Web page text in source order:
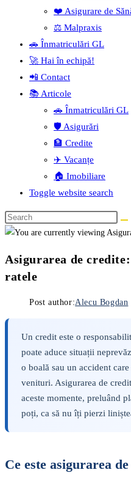
❤️ Asigurare de
⚖️ Malpraxis
🚗 Înmatriculări GL
🚀 Hai în echipă!
📲 Contact
📚 Articole
🚗 Înmatriculări GL
🛡️ Asigurări
🏦 Credite
✈️ Vacanțe
🏠 Imobiliare
Toggle website search
Asigurarea de
ratele
Post author:Alecu Bogdan
Un credit este o
poate aduce situații
o boală sau un accident
venituri. Asigurarea de
aceste momente, preluând
poți, ca să nu îți pierzi
Ce este asigurarea